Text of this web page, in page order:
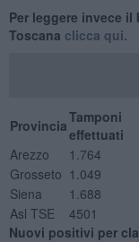
Per leggere invece
Toscana clicca qui.
ProvinciaTamponi
effettuati
Arezzo
1.764
Grosseto 1.049
Siena
1.688
Asl TSE
4501
Nuovi positivi per